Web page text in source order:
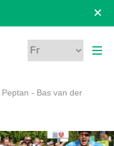
- Bas van der